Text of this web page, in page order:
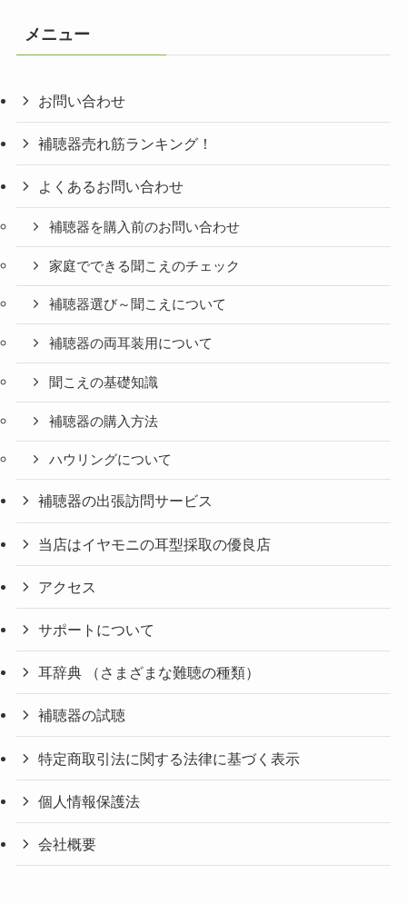
メニュー
お問い合わせ
補聴器売れ筋ランキング！
よくあるお問い合わせ
補聴器を購入前のお問い合わせ
家庭でできる聞こえのチェック
補聴器選び～聞こえについて
補聴器の両耳装用について
聞こえの基礎知識
補聴器の購入方法
ハウリングについて
補聴器の出張訪問サービス
当店はイヤモニの耳型採取の優良店
アクセス
サポートについて
耳辞典 （さまざまな難聴の種類）
補聴器の試聴
特定商取引法に関する法律に基づく表示
個人情報保護法
会社概要